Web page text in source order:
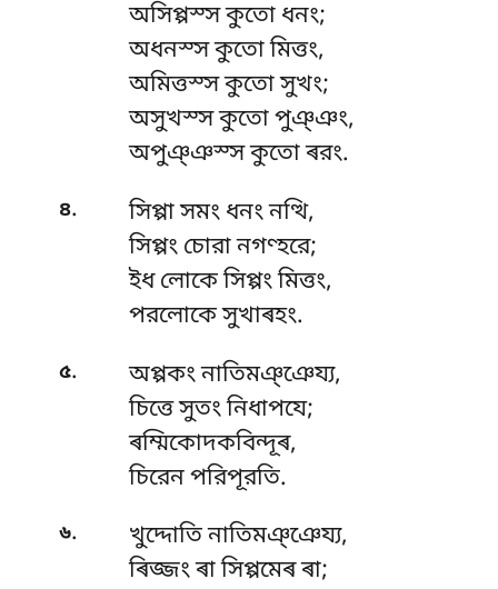
অসিপ্পস্স কুতো ধনং;
অধনস্স কুতো মিত্তং,
অমিত্তস্স কুতো সুখং;
অসুখস্সকুতো পুঞ্ঞং,
অপুঞ্ঞস্স কুতো ৰরং.
৪.
সিপ্পা সমং ধনং নত্থি,
সিপ্পং চোরা নগণ্হরে;
ইধ লোকে সিপ্পং মিত্তং,
পরলোকে সুখাৰহং.
৫.
অপ্পকং নাতিমঞ্ঞেয্য,
চিত্তে সুতং নিধাপযে;
ৰম্মিকোদকবিন্দূৰ,
চিরেন পরিপূরতি.
৬.
খুদ্দোতি নাতিমঞ্ঞেয্য,
ৰিজ্জং ৰা সিপ্পমেৰ ৰা;